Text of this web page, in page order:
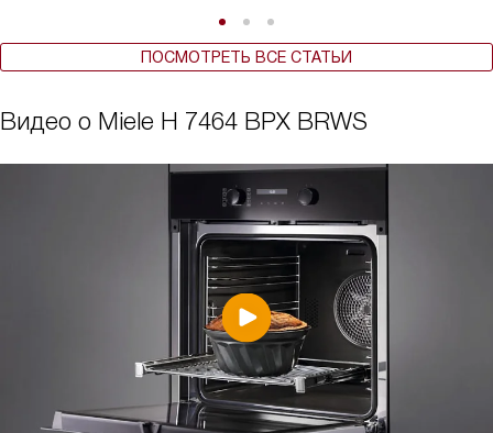
ПОСМОТРЕТЬ ВСЕ СТАТЬИ
Видео о Miele H 7464 BPX BRWS